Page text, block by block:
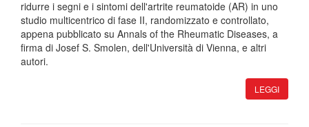
ridurre i segni e i sintomi dell'artrite reumatoide (AR) in uno
studio multicentrico di fase II, randomizzato e controllato,
appena pubblicato su Annals of the Rheumatic Diseases, a
firma di Josef S. Smolen, dell'Università di Vienna, e altri
autori.
LEGGI